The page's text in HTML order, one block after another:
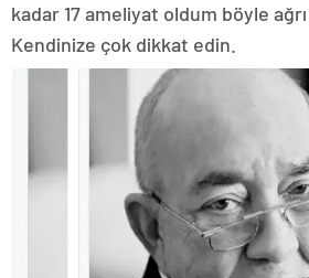
kadar 17 ameliyat oldum böyle ağrı
Kendinize çok dikkat edin.